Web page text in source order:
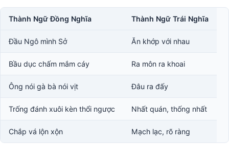
Thành Ngữ Đồng Nghĩa Thành Ngữ Trái Nghĩa
Đầu Ngô mình Sở Ăn khớp với nhau
Bầu dục chấm mắm cáy Ra môn ra khoai
Ông nói gà bà nói vịt Đâu ra đấy
Trống đánh xuôi kèn thổi ngược Nhất quán, thống nhất
Chắp vá lộn xộn Mạch lạc, rõ ràng